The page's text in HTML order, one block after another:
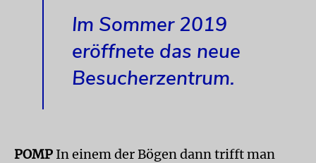
Im Sommer 2019
eröffnete das neue
Besucherzentrum.
POMP In einem der Bögen dann trifft man